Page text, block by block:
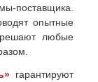
поставщика.
опытные
любые
гарантируют